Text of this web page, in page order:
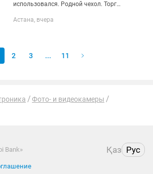
использовался. Родной чехол. Торг
Объектив Sirui 35mm f/1.8 Anamorphic
Астана, вчера
2 3 ... 11
Фото- и видеокамеры
Bank» Қаз Рус